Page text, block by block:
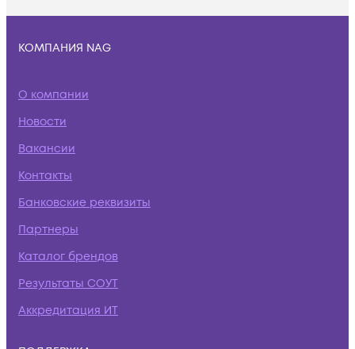
КОМПАНИЯ NAG
О компании
Новости
Вакансии
Контакты
Банковские реквизиты
Партнеры
Каталог брендов
Результаты СОУТ
Аккредитация ИТ